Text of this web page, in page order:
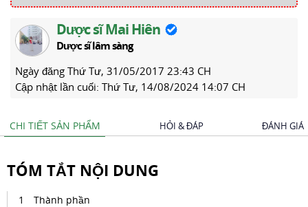
Dược sĩ Mai Hiên
Dược sĩ lâm sàng
Ngày đăng Thứ Tư, 31/05/2017 23:43 CH
Cập nhật lần cuối: Thứ Tư, 14/08/2024 14:07 CH
CHI TIẾT SẢN PHẨM HỎI & ĐÁP ĐÁNH GIÁ
TÓM TẮT NỘI DUNG
Thành phần